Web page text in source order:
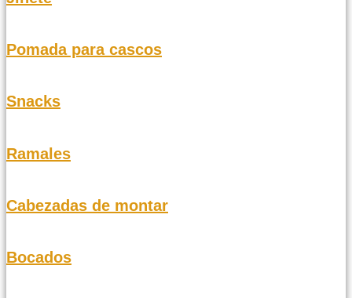
Pomada para cascos
Snacks
Ramales
Cabezadas de montar
Bocados